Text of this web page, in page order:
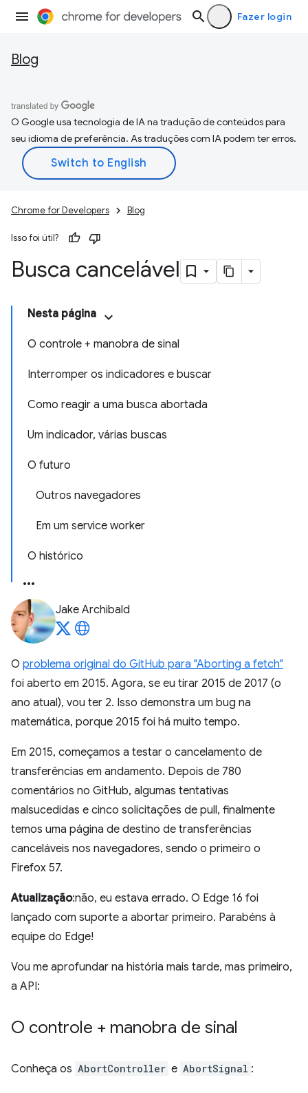
Fazer login
Blog
O Google usa tecnologia de IA na tradução de conteúdos para
seu idioma de preferência. As traduções com IA podem ter erros.
Chrome for Developers Blog
Isso foi útil?
Busca cancelável
Nesta página
O controle + manobra de sinal
Interromper os indicadores e buscar
Como reagir a uma busca abortada
Um indicador, várias buscas
O futuro
Outros navegadores
Em um service worker
O histórico
Jake Archibald
O problema original do GitHub para "Aborting a fetch"
foi aberto em 2015. Agora, se eu tirar 2015 de 2017 (o
ano atual), vou ter 2. Isso demonstra um bug na
matemática, porque 2015 foi há muito tempo.
Em 2015, começamos a testar o cancelamento de
transferências em andamento. Depois de 780
comentários no GitHub, algumas tentativas
malsucedidas e cinco solicitações de pull, finalmente
temos uma página de destino de transferências
canceláveis nos navegadores, sendo o primeiro o
Firefox 57.
Atualização:não, eu estava errado. O Edge 16 foi
lançado com suporte a abortar primeiro. Parabéns à
equipe do Edge!
Vou me aprofundar na história mais tarde, mas primeiro,
a API:
O controle + manobra de sinal
Conheça os AbortController e AbortSignal :